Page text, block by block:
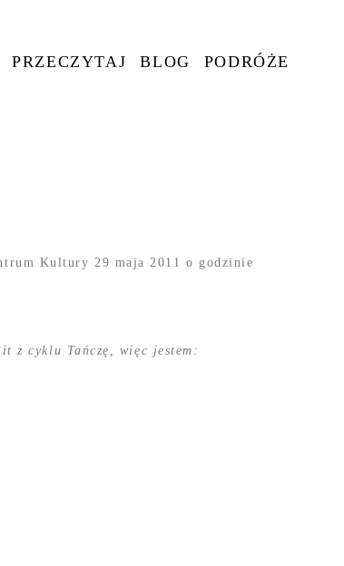
PRZECZYTAJ BLOG PODRÓŻE
Kultury 29 maja 2011 o godzinie